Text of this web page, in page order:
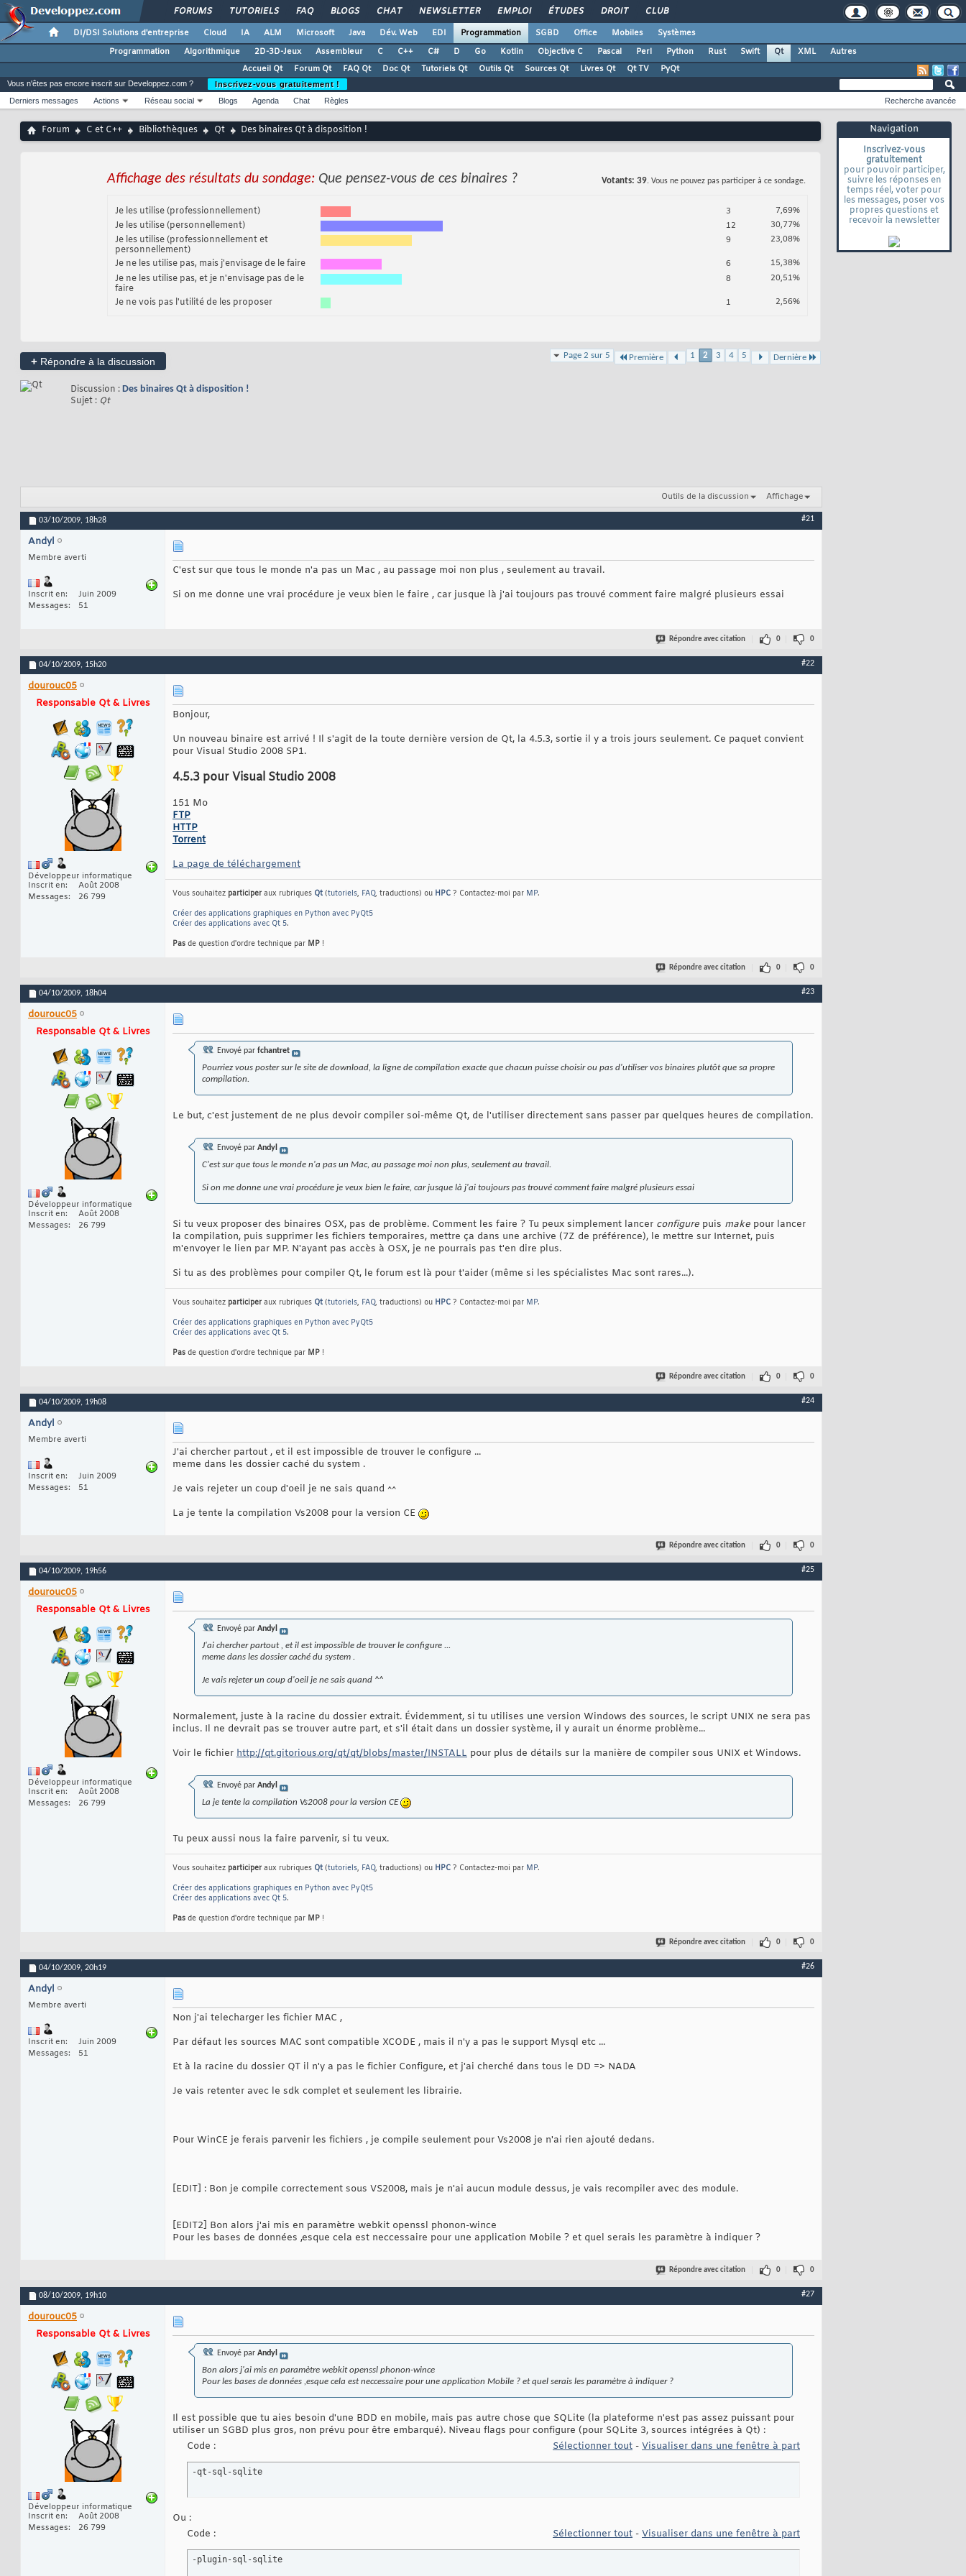
FORUMS TUTORIELS FAQ BLOGS CHAT NEWSLETTER EMPLOI ÉTUDES DROIT CLUB
DI/DSI Solutions d'entreprise Cloud IA ALM Microsoft Java Dév. Web EDI Programmation SGBD Office Mobiles
Systèmes
Programmation
Algorithmique 2D-3D-Jeux Assembleur C C++ C# D Go Kotlin Objective C Pascal Perl Python Rust Swift Qt XML
Autres
Accueil Qt
Forum Qt FAQ Qt Doc Qt Tutoriels Qt Outils Qt Sources Qt Livres Qt Qt TV PyQt
Navigation
Inscrivez-vous
gratuitement
pour pouvoir participer,
suivre les réponses en
temps réel, voter pour
les messages, poser vos
propres questions et
recevoir la newsletter
Vous n'êtes pas encore inscrit sur Developpez.com ?
Inscrivez-vous gratuitement !
Derniers messages
Actions Réseau social Blogs Agenda Chat Règles Recherche avancée
Forum C et C++ Bibliothèques Qt Des binaires Qt à disposition !
Affichage des résultats du sondage: Que pensez-vous de ces binaires ? Votants 39. Vous ne pouvez pas participer à ce sondage.
Je les utilise (professionnellement) 3 7,69%
Je les utilise (personnellement) 12 30,77%
Je les utilise (professionnellement et
personnellement)
9 23,08%
Je ne les utilise pas, mais j'envisage de le faire 6 15,38%
Je ne les utilise pas, et je n'envisage pas de le
faire
8 20,51%
Je ne vois pas l'utilité de les proposer 1 2,56%
+ Répondre à la discussion
Page 2 sur 5 Première 1 2 3 4 5 Dernière
Discussion : Des binaires Qt à disposition !
Sujet : Qt
Outils de la discussion Affichage
03/10/2009, 18h28 #21
Andyl
Membre averti
Inscrit en
Juin 2009
Messages
51
C'est sur que tous le monde n'a pas un Mac , au passage moi non plus , seulement au travail.
Si on me donne une vrai procédure je veux bien le faire , car jusque là j'ai toujours pas trouvé comment faire malgré plusieurs essai
Répondre avec citation 0 0
04/10/2009, 15h20 #22
dourouc05
Responsable Qt & Livres
Développeur informatique
Inscrit en
Août 2008
Messages
26 799
Bonjour,
Un nouveau binaire est arrivé ! Il s'agit de la toute dernière version de Qt, la 4.5.3, sortie il y a trois jours seulement. Ce paquet convient
pour Visual Studio 2008 SP1.
4.5.3 pour Visual Studio 2008
151 Mo
FTP
HTTP
Torrent
La page de téléchargement
Vous souhaitez participer aux rubriques Qt (tutoriels, FAQ, traductions) ou HPC ? Contactez-moi par MP.
Créer des applications graphiques en Python avec PyQt5
Créer des applications avec Qt 5.
Pas de question d'ordre technique par MP !
Répondre avec citation 0 0
04/10/2009, 18h04 #23
dourouc05
Responsable Qt & Livres
Développeur informatique
Inscrit en
Août 2008
Messages
26 799
Envoyé par fchantret
Pourriez vous poster sur le site de download, la ligne de compilation exacte que chacun puisse choisir ou pas d'utiliser vos binaires plutôt que sa propre
compilation.
Le but, c'est justement de ne plus devoir compiler soi-même Qt, de l'utiliser directement sans passer par quelques heures de compilation.
Envoyé par Andyl
C'est sur que tous le monde n'a pas un Mac, au passage moi non plus, seulement au travail.
Si on me donne une vrai procédure je veux bien le faire, car jusque là j'ai toujours pas trouvé comment faire malgré plusieurs essai
Si tu veux proposer des binaires OSX, pas de problème. Comment les faire ? Tu peux simplement lancer configure puis make pour lancer
la compilation, puis supprimer les fichiers temporaires, mettre ça dans une archive (7Z de préférence), le mettre sur Internet, puis
m'envoyer le lien par MP. N'ayant pas accès à OSX, je ne pourrais pas t'en dire plus.
Si tu as des problèmes pour compiler Qt, le forum est là pour t'aider (même si les spécialistes Mac sont rares...).
Vous souhaitez participer aux rubriques Qt (tutoriels, FAQ, traductions) ou HPC ? Contactez-moi par MP.
Créer des applications graphiques en Python avec PyQt5
Créer des applications avec Qt 5.
Pas de question d'ordre technique par MP !
Répondre avec citation 0 0
04/10/2009, 19h08 #24
Andyl
Membre averti
Inscrit en
Juin 2009
Messages
51
J'ai chercher partout , et il est impossible de trouver le configure ...
meme dans les dossier caché du system .
Je vais rejeter un coup d'oeil je ne sais quand ^^
La je tente la compilation Vs2008 pour la version CE
Répondre avec citation 0 0
04/10/2009, 19h56 #25
dourouc05
Responsable Qt & Livres
Développeur informatique
Inscrit en
Août 2008
Messages
26 799
Envoyé par Andyl
J'ai chercher partout , et il est impossible de trouver le configure ...
meme dans les dossier caché du system .
Je vais rejeter un coup d'oeil je ne sais quand ^^
Normalement, juste à la racine du dossier extrait. Évidemment, si tu utilises une version Windows des sources, le script UNIX ne sera pas
inclus. Il ne devrait pas se trouver autre part, et s'il était dans un dossier système, il y aurait un énorme problème...
Voir le fichier http://qt.gitorious.org/qt/qt/blobs/master/INSTALL pour plus de détails sur la manière de compiler sous UNIX et Windows.
Envoyé par Andyl
La je tente la compilation Vs2008 pour la version CE
Tu peux aussi nous la faire parvenir, si tu veux.
Vous souhaitez participer aux rubriques Qt (tutoriels, FAQ, traductions) ou HPC ? Contactez-moi par MP.
Créer des applications graphiques en Python avec PyQt5
Créer des applications avec Qt 5.
Pas de question d'ordre technique par MP !
Répondre avec citation 0 0
04/10/2009, 20h19 #26
Andyl
Membre averti
Inscrit en
Juin 2009
Messages
51
Non j'ai telecharger les fichier MAC ,
Par défaut les sources MAC sont compatible XCODE , mais il n'y a pas le support Mysql etc ...
Et à la racine du dossier QT il n'y a pas le fichier Configure, et j'ai cherché dans tous le DD => NADA
Je vais retenter avec le sdk complet et seulement les librairie.
Pour WinCE je ferais parvenir les fichiers , je compile seulement pour Vs2008 je n'ai rien ajouté dedans.
[EDIT] : Bon je compile correctement sous VS2008, mais je n'ai aucun module dessus, je vais recompiler avec des module.
[EDIT2] Bon alors j'ai mis en paramètre webkit openssl phonon-wince
Pour les bases de données ,esque cela est neccessaire pour une application Mobile ? et quel serais les paramètre à indiquer ?
Répondre avec citation 0 0
08/10/2009, 19h10 #27
dourouc05
Responsable Qt & Livres
Développeur informatique
Inscrit en
Août 2008
Messages
26 799
Envoyé par Andyl
Bon alors j'ai mis en paramètre webkit openssl phonon-wince
Pour les bases de données ,esque cela est neccessaire pour une application Mobile ? et quel serais les paramètre à indiquer ?
Il est possible que tu aies besoin d'une BDD en mobile, mais pas autre chose que SQLite (la plateforme n'est pas assez puissant pour
utiliser un SGBD plus gros, non prévu pour être embarqué). Niveau flags pour configure (pour SQLite 3, sources intégrées à Qt) :
Code :
Sélectionner tout - Visualiser dans une fenêtre à part
-qt-sql-sqlite
Ou :
Code :
Sélectionner tout - Visualiser dans une fenêtre à part
-plugin-sql-sqlite